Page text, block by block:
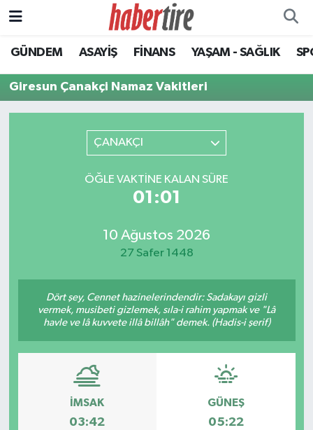
GÜNDEM ASAYİŞ FİNANS YAŞAM - SAĞLIK
Giresun Çanakçi Namaz Vakitleri
ÇANAKÇI
ÖĞLE VAKTINE KALAN SÜRE
01:01
10 Ağustos 2026
27 Safer 1448
Dört şey, Cennet hazinelerindendir: Sadakayı gizli
vermek, musibeti gizlemek, sıla-i rahim yapmak ve "Lâ
havle ve lâ kuvvete illâ billâh" demek. (Hadis-i şerif)
İMSAK
03:42
GÜNEŞ
05:22
Tire Nöbetçi Eczaneler
Tire Hava Durumu
Son Dakika Haberleri